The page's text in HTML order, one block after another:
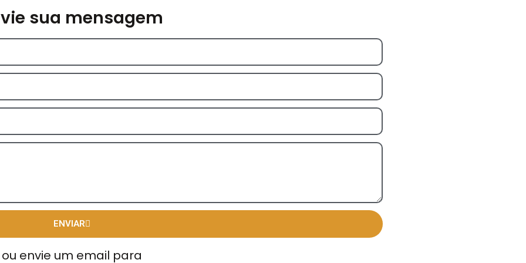
sua mensagem
ENVIAR
ou envie um email para